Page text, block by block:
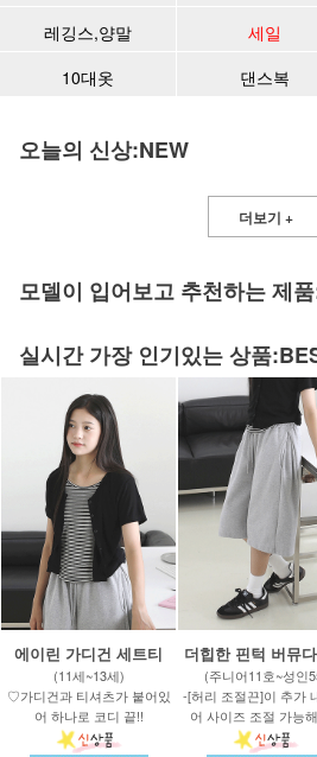
레깅스,양말
세일
10대옷
댄스복
오늘의 신상:NEW
더보기 +
모델이 입어보고 추천하는 제
실시간 가장 인기있는 상품
에이린 가디건 세트티
(11세~13세)
♡가디건과 티셔츠가 붙어있
어 하나로 코디 끝!!
더힙한 핀턱 버뮤
(주니어11호~성인
-[허리 조절끈]이 추가
어 사이즈 조절 가능